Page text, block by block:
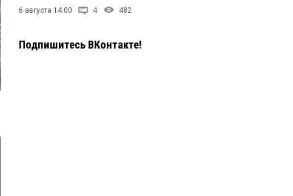
6 августа 14:00 4 482
Подпишитесь ВКонтакте!